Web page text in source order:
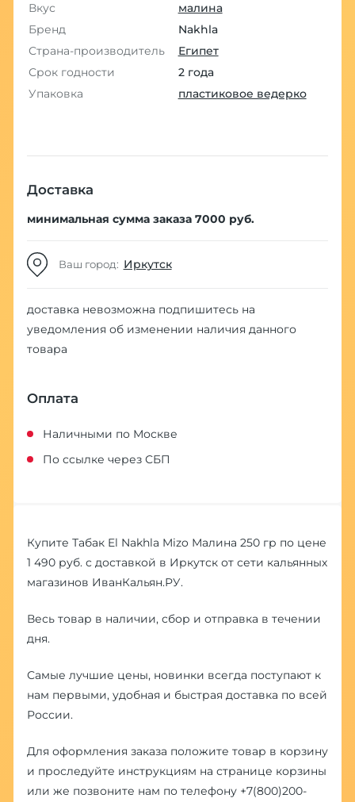
Вкус
малина
Бренд
Nakhla
Страна-производитель
Египет
Срок годности
2 года
Упаковка
пластиковое ведерко
Доставка
минимальная сумма заказа 7000 руб.
Ваш город: Иркутск
доставка невозможна подпишитесь на
уведомления об изменении наличия данного
товара
Оплата
Наличными по Москве
По ссылке через СБП
Купите Табак El Nakhla Mizo Малина 250 гр по цене
1 490 руб. с доставкой в Иркутск от сети кальянных
магазинов ИванКальян.РУ.
Весь товар в наличии, сбор и отправка в течении
дня.
Самые лучшие цены, новинки всегда поступают к
нам первыми, удобная и быстрая доставка по всей
России.
Для оформления заказа положите товар в корзину
и проследуйте инструкциям на странице корзины
или же позвоните нам по телефону +7(800)200-